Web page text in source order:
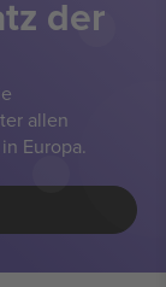
der
allen
Europa.